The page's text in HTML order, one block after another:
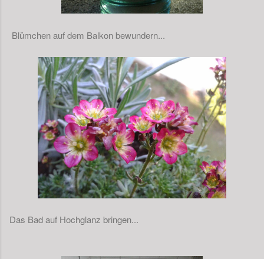
Blümchen auf dem Balkon bewundern...
Das Bad auf Hochglanz bringen...